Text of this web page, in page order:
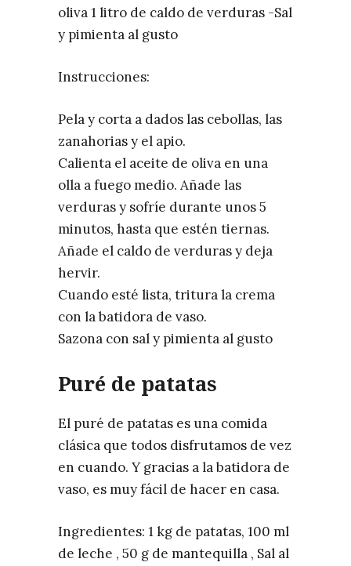
oliva 1 litro de caldo de verduras -Sal
y pimienta al gusto
Instrucciones:
Pela y corta a dados las cebollas, las
zanahorias y el apio.
Calienta el aceite de oliva en una
olla a fuego medio. Añade las
verduras y sofríe durante unos 5
minutos, hasta que estén tiernas.
Añade el caldo de verduras y deja
hervir.
Cuando esté lista, tritura la crema
con la batidora de vaso.
Sazona con sal y pimienta al gusto
Puré de patatas
El puré de patatas es una comida
clásica que todos disfrutamos de vez
en cuando. Y gracias a la batidora de
vaso, es muy fácil de hacer en casa.
Ingredientes: 1 kg de patatas, 100 ml
de leche , 50 g de mantequilla , Sal al